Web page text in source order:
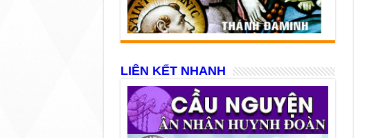
LIÊN KẾT NHANH